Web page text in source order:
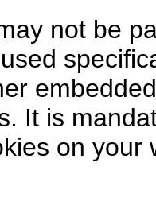
not be
It is
on your